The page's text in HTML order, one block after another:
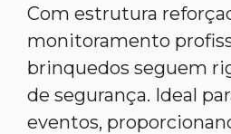
Com estrutura
monitoramento
brinquedos seguem
de segurança. Ideal
eventos,